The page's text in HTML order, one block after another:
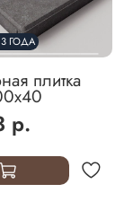
ГОДА
плитка
р.